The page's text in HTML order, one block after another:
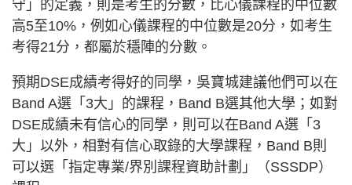
守」的定義，則是考生的分數，比心儀課程的中位數
高5至10%，例如心儀課程的中位數是20分，如考生
考得21分，都屬於穩陣的分數。
預期DSE成績考得好的同學，吳寶城建議他們可以在
Band A選「3大」的課程，Band B選其他大學；如對
DSE成績未有信心的同學，則可以在Band A選「3
大」以外，相對有信心取錄的大學課程，Band B則
可以選「指定專業/界別課程資助計劃」（SSSDP）